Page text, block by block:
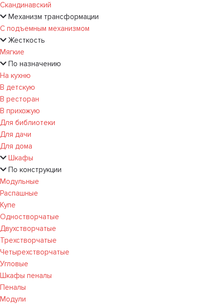
Скандинавский
Механизм трансформации
С подъемным механизмом
Жесткость
Мягкие
По назначению
На кухню
В детскую
В ресторан
В прихожую
Для библиотеки
Для дачи
Для дома
Шкафы
По конструкции
Модульные
Распашные
Купе
Одностворчатые
Двухстворчатые
Трехстворчатые
Четырехстворчатые
Угловые
Шкафы пеналы
Пеналы
Модули